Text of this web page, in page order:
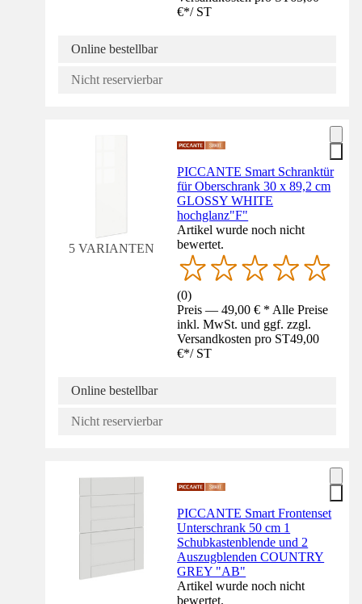
€*/ ST
Online bestellbar
Nicht reservierbar
5 VARIANTEN
PICCANTE Smart Schranktür
für Oberschrank 30 x 89,2 cm
GLOSSY WHITE
hochglanz"F"
Artikel wurde noch nicht
bewertet.
(0)
Preis — 49,00 € * Alle Preise
inkl. MwSt. und ggf. zzgl.
Versandkosten pro ST49,00
€*/ ST
Online bestellbar
Nicht reservierbar
PICCANTE Smart Frontenset
Unterschrank 50 cm 1
Schubkastenblende und 2
Auszugblenden COUNTRY
GREY "AB"
Artikel wurde noch nicht
bewertet.